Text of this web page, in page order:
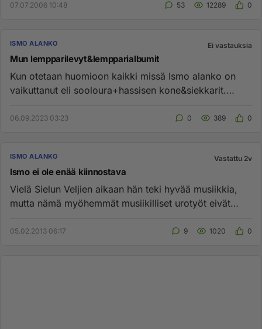
07.07.2006 10:48 53 12289 0
ISMO ALANKO Ei vastauksia
Mun lempparilevyt&lempparialbumit
Kun otetaan huomioon kaikki missä Ismo alanko on
vaikuttanut eli sooloura+hassisen kone&siekkarit.
06.09.2023 03:23 0 389 0
ISMO ALANKO Vastattu 2v
Ismo ei ole enää kiinnostava
Vielä Sielun Veljien aikaan hän teki hyvää musiikkia,
mutta nämä myöhemmät musiikilliset urotyöt eivät
05.02.2013 06:17 9 1020 0